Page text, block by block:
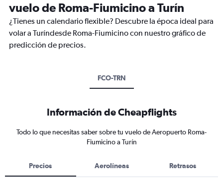
vuelo de Roma-Fiumicino a Turín
¿Tienes un calendario flexible? Descubre la época ideal para
volar a Turíndesde Roma-Fiumicino con nuestro gráfico de
predicción de precios.
FCO-TRN
Información de Cheapflights
Todo lo que necesitas saber sobre tu vuelo de Aeropuerto Roma-
Fiumicino a Turín
Precios Aerolíneas Retrasos